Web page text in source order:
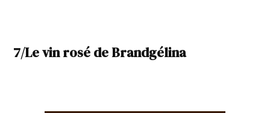
7/Le vin rosé de Brandgélina